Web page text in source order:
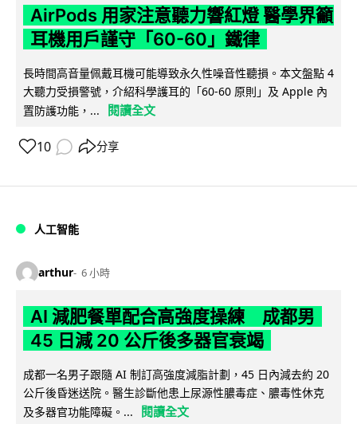
AirPods 用家注意聽力響紅燈 醫學界籲
耳機用戶謹守「60-60」鐵律
長時間高音量佩戴耳機可能導致永久性噪音性聽損。本文盤點 4
大聽力受損警號，介紹科學護耳的「60-60 原則」及 Apple 內
置防護功能，...
閱讀全文
10 分享
人工智能
arthur 6 小時
AI 減肥餐單配合高強度操練 成都男
45 日減 20 公斤後多器官衰竭
成都一名男子跟隨 AI 制訂高強度減脂計劃，45 日內減去約 20
公斤後昏迷送院。醫生診斷他患上尿源性膿毒症、膿毒性休克
及多器官功能障礙。...
閱讀全文